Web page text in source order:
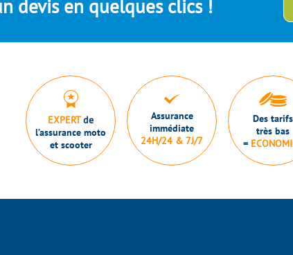
devis en quelques clics !
EXPERTde
l’assurance moto
et scooter
Assurance
immédiate
24H/24 & 7J/7
Des tarifs
très bas
=